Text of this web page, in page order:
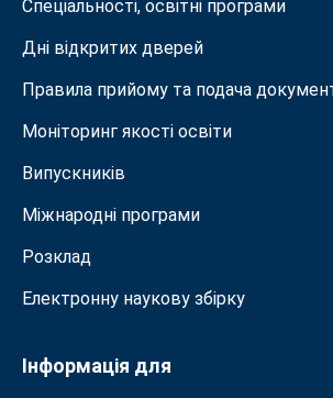
Спеціальності, освітні програми
Дні відкритих дверей
Правила прийому та подача
Моніторинг якості освіти
Випускників
Міжнародні програми
Розклад
Електронну наукову збірку
Інформація для